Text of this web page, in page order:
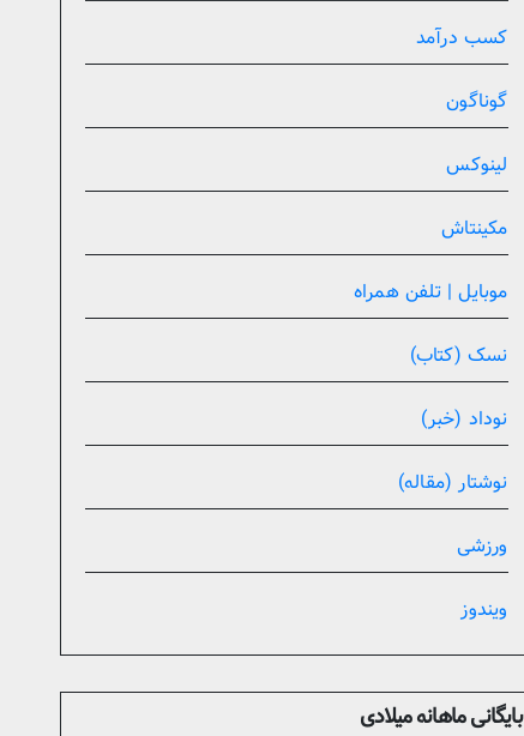
کسب درآمد
گوناگون
لینوکس
مکینتاش
موبایل | تلفن همراه
نسک (کتاب)
نوداد (خبر)
نوشتار (مقاله)
ورزشی
ویندوز
بایگانی ماهانه میلادی